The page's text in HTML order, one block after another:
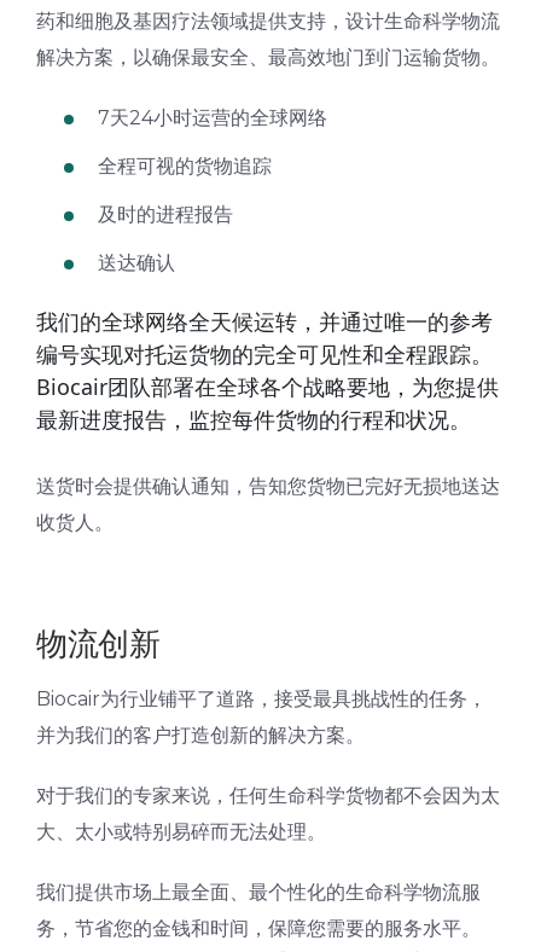
药和细胞及基因疗法领域提供支持，设计生命科学物流
解决方案，以确保最安全、最高效地门到门运输货物。
7天24小时运营的全球网络
全程可视的货物追踪
及时的进程报告
送达确认
我们的全球网络全天候运转，并通过唯一的参考
编号实现对托运货物的完全可见性和全程跟踪。
Biocair团队部署在全球各个战略要地，为您提供
最新进度报告，监控每件货物的行程和状况。
送货时会提供确认通知，告知您货物已完好无损地送达
收货人。
物流创新
Biocair为行业铺平了道路，接受最具挑战性的任务，
并为我们的客户打造创新的解决方案。
对于我们的专家来说，任何生命科学货物都不会因为太
大、太小或特别易碎而无法处理。
我们提供市场上最全面、最个性化的生命科学物流服
务，节省您的金钱和时间，保障您需要的服务水平。